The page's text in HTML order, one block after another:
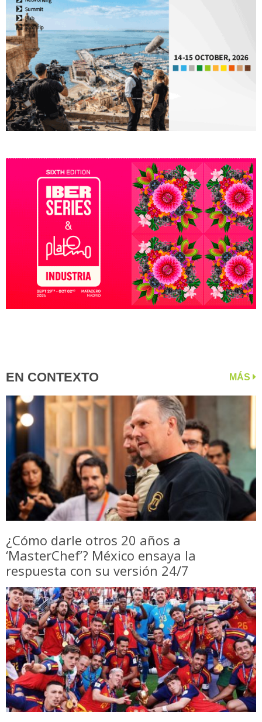
EN CONTEXTO MÁS
¿Cómo darle otros 20 años a
‘MasterChef’? México ensaya la
respuesta con su versión 24/7